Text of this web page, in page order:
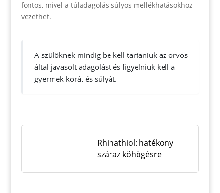
fontos, mivel a túladagolás súlyos mellékhatásokhoz
vezethet.
A szülőknek mindig be kell tartaniuk az orvos
által javasolt adagolást és figyelniük kell a
gyermek korát és súlyát.
Rhinathiol: hatékony
száraz köhögésre